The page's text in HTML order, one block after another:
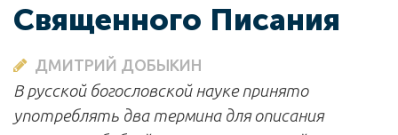
Священного Писания
ДМИТРИЙ ДОБЫКИН
В русской богословской науке принято
употреблять два термина для описания